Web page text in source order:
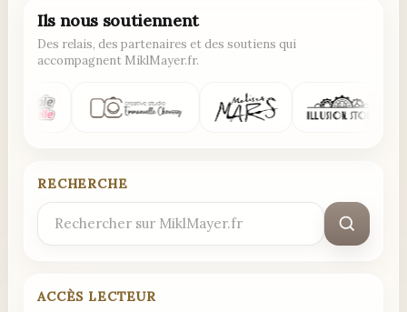
Ils nous soutiennent
Des relais, des partenaires et des soutiens qui
accompagnent MiklMayer.fr.
RECHERCHE
Rechercher
ACCÈS LECTEUR